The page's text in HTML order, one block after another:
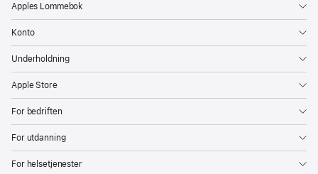
Apples Lommebok
Konto
Underholdning
Apple Store
For bedriften
For utdanning
For helsetjenester